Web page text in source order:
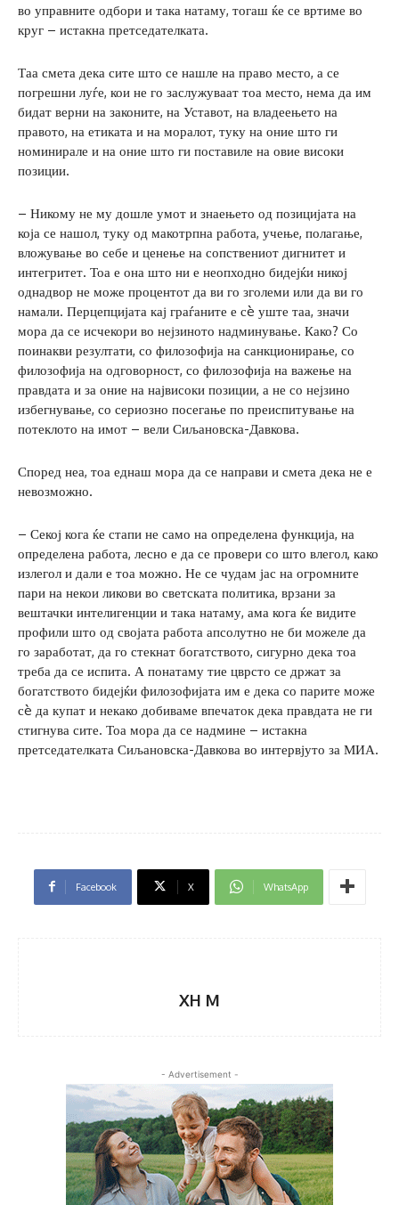
во управните одбори и така натаму, тогаш ќе се вртиме во
круг – истакна претседателката.
Таа смета дека сите што се нашле на право место, а се
погрешни луѓе, кои не го заслужуваат тоа место, нема да им
бидат верни на законите, на Уставот, на владеењето на
правото, на етиката и на моралот, туку на оние што ги
номинирале и на оние што ги поставиле на овие високи
позиции.
– Никому не му дошле умот и знаењето од позицијата на
која се нашол, туку од макотрпна работа, учење, полагање,
вложување во себе и ценење на сопствениот дигнитет и
интегритет. Тоа е она што ни е неопходно бидејќи никој
однадвор не може процентот да ви го зголеми или да ви го
намали. Перцепцијата кај граѓаните е сè уште таа, значи
мора да се исчекори во нејзиното надминување. Како? Со
поинакви резултати, со филозофија на санкционирање, со
филозофија на одговорност, со филозофија на важење на
правдата и за оние на највисоки позиции, а не со нејзино
избегнување, со сериозно посегање по преиспитување на
потеклото на имот – вели Сиљановска-Давкова.
Според неа, тоа еднаш мора да се направи и смета дека не е
невозможно.
– Секој кога ќе стапи не само на определена функција, на
определена работа, лесно е да се провери со што влегол, како
излегол и дали е тоа можно. Не се чудам јас на огромните
пари на некои ликови во светската политика, врзани за
вештачки интелигенции и така натаму, ама кога ќе видите
профили што од својата работа апсолутно не би можеле да
го заработат, да го стекнат богатството, сигурно дека тоа
треба да се испита. А понатаму тие цврсто се држат за
богатството бидејќи филозофијата им е дека со парите може
сè да купат и некако добиваме впечаток дека правдата не ги
стигнува сите. Тоа мора да се надмине – истакна
претседателката Сиљановска-Давкова во интервјуто за МИА.
Facebook X WhatsApp
XH M
- Advertisement -